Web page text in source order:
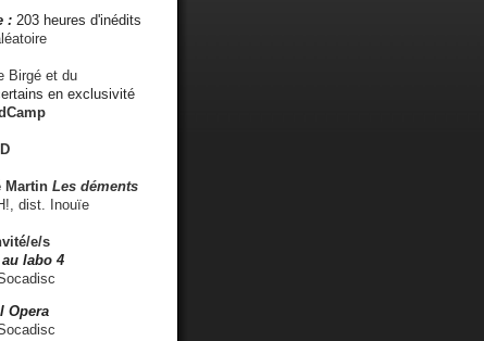
: 203 heures d'inédits
Birgé et du
en exclusivité
Martin Les déments
dist. Inouïe
e/s
labo 4
Opera